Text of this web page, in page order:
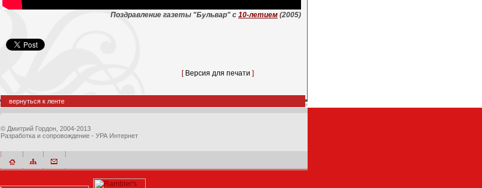
Поздравление газеты "Бульвар" с 10-летием (2005)
[ Версия для печати ]
вернуться к ленте
© Дмитрий Гордон , 2004-2013
Разработка и сопровождение - УРА Интернет